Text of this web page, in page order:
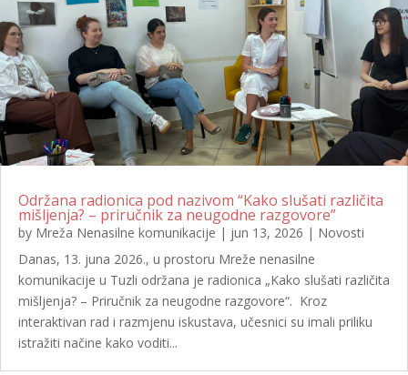
Održana radionica pod nazivom “Kako slušati različita
mišljenja? – priručnik za neugodne razgovore”
by Mreža Nenasilne komunikacije | jun 13, 2026 | Novosti
Danas, 13. juna 2026., u prostoru Mreže nenasilne
komunikacije u Tuzli održana je radionica „Kako slušati različita
mišljenja? – Priručnik za neugodne razgovore“. Kroz
interaktivan rad i razmjenu iskustava, učesnici su imali priliku
istražiti načine kako voditi...